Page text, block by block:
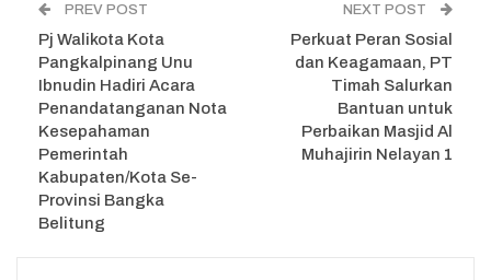
PREV POST
Pj Walikota Kota
Pangkalpinang Unu
Ibnudin Hadiri Acara
Penandatanganan Nota
Kesepahaman
Pemerintah
Kabupaten/Kota Se-
Provinsi Bangka
Belitung
NEXT POST
Perkuat Peran Sosial
dan Keagamaan, PT
Timah Salurkan
Bantuan untuk
Perbaikan Masjid Al
Muhajirin Nelayan 1